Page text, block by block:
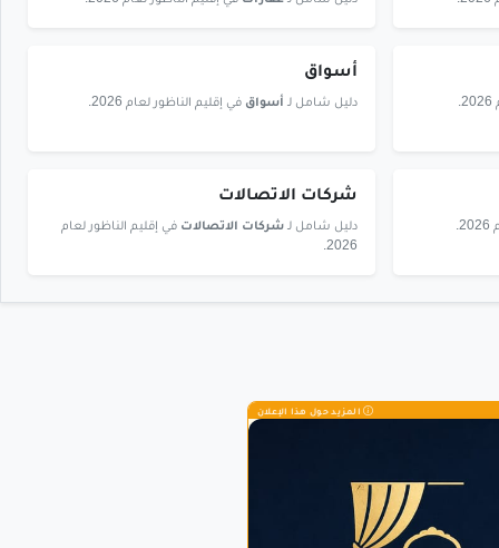
أسواق
دليل شامل لـ أسواق في إقليم الناظور لعام 2026.
شركات الاتصالات
دليل شامل لـشركات الاتصالات في إقليم الناظور لعام
2026.
المزيد حول هذا الإعلان